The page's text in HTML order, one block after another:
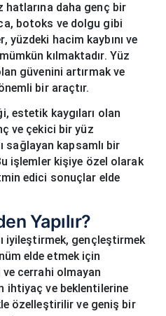
hatlarına daha genç bir
botoks ve dolgu gibi
yüzdeki hacim kaybını ve
kılmaktadır. Yüz
güvenini artırmak ve
bir araçtır.
estetik kaygıları olan
ve çekici bir yüz
sağlayan kapsamlı bir
işlemler kişiye özel olarak
edici sonuçlar elde
Yapılır?
iyileştirmek, gençleştirmek
elde etmek için
cerrahi olmayan
ihtiyaç ve beklentilerine
özelleştirilir ve geniş bir